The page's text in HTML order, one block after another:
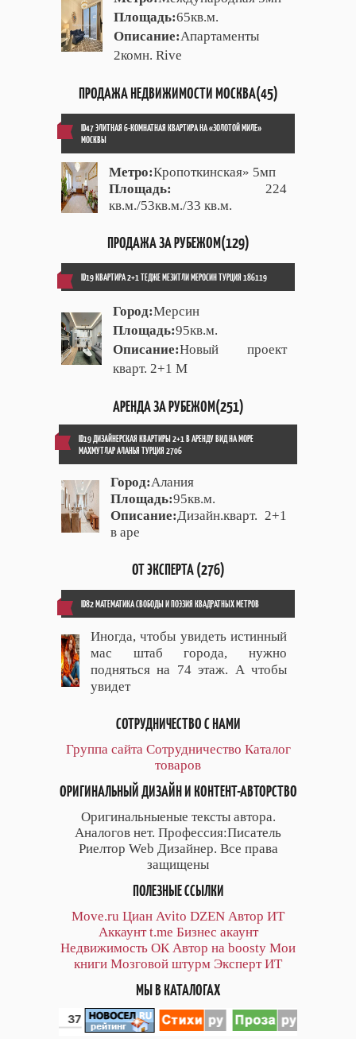
Площадь:65кв.м.
Описание:Апартаменты
2комн. Rive
ПРОДАЖА НЕДВИЖИМОСТИ МОСКВА(45)
ID47 ЭЛИТНАЯ 6-КОМНАТНАЯ КВАРТИРА НА «ЗОЛОТОЙ МИЛЕ»
МОСКВЫ
Метро:Кропоткинская» 5мп
Площадь:
224
кв.м./53кв.м./33 кв.м.
ПРОДАЖА ЗА РУБЕЖОМ(129)
ID19 КВАРТИРА 2+1 ТЕДЖЕ МЕЗИТЛИ МЕРОСИН ТУРЦИЯ 186119
Город:Мерсин
Площадь:95кв.м.
Описание:Новый проект
кварт. 2+1 М
АРЕНДА ЗА РУБЕЖОМ(251)
ID19 ДИЗАЙНЕРСКАЯ КВАРТИРЫ 2+1 В АРЕНДУ ВИД НА МОРЕ
МАХМУТЛАР АЛАНЬЯ ТУРЦИЯ 2706
Город:Алания
Площадь:95кв.м.
Описание: Дизайн.кварт. 2+1
в аре
ОТ ЭКСПЕРТА (276)
ID82 МАТЕМАТИКА СВОБОДЫ И ПОЭЗИЯ КВАДРАТНЫХ МЕТРОВ
Иногда, чтобы увидеть истинный
мас штаб города, нужно
подняться на 74 этаж. А чтобы
увидет
СОТРУДНИЧЕСТВО С НАМИ
Группа сайта Сотрудничество Каталог
товаров
ОРИГИНАЛЬНЫЙ ДИЗАЙН И КОНТЕНТ-АВТОРСТВО
Оригинальныеные тексты автора.
Аналогов нет. Профессия:Писатель
Риелтор Web Дизайнер. Все права
защищены
ПОЛЕЗНЫЕ ССЫЛКИ
Move.ru Циан Avito DZEN Автор ИТ
Аккаунт t.me Бизнес акаунт
Недвижимость ОК Автор на boosty Мои
книги Мозговой штурм Эксперт ИТ
МЫ В КАТАЛОГАХ